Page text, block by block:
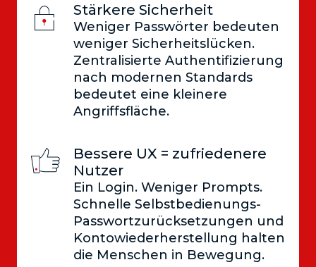
Stärkere Sicherheit
Weniger Passwörter bedeuten
weniger Sicherheitslücken.
Zentralisierte Authentifizierung
nach modernen Standards
bedeutet eine kleinere
Angriffsfläche.
Bessere UX = zufriedenere
Nutzer
Ein Login. Weniger Prompts.
Schnelle Selbstbedienungs-
Passwortzurücksetzungen und
Kontowiederherstellung halten
die Menschen in Bewegung.